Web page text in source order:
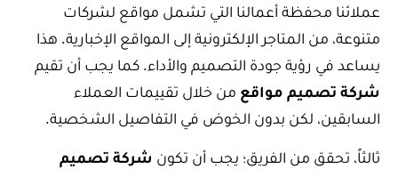
عملائنا محفظة أعمالنا التي تشمل مواقع لشركات
متنوعة، من المتاجر الإلكترونية إلى المواقع الإخبارية. هذا
يساعد في رؤية جودة التصميم والأداء. كما يجب أن تقيم
شركة تصميم مواقع من خلال تقييمات العملاء
السابقين، لكن بدون الخوض في التفاصيل الشخصية.
ثالثاً، تحقق من الفريق؛ يجب أن تكون شركة تصميم